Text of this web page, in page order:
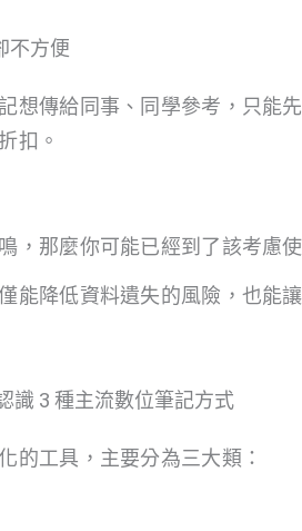
不方便
想傳給同事、同學參考，只能
扣。
，那麼你可能已經到了該考慮
能降低資料遺失的風險，也能
識 3 種主流數位筆記方式
的工具，主要分為三大類：